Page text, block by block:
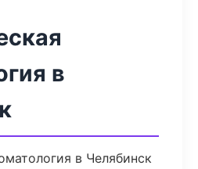
в
в Челябинск